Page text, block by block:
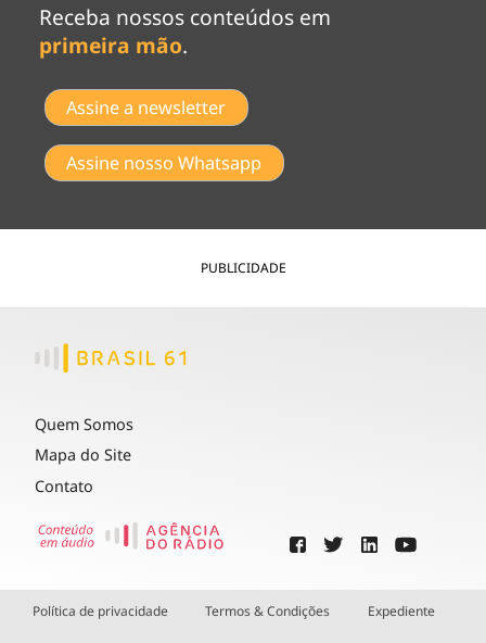
Receba nossos conteúdos em
primeira mão.
Assine a newsletter
Assine nosso Whatsapp
PUBLICIDADE
Quem Somos
Mapa do Site
Contato
Política de privacidade Termos & Condições Expediente